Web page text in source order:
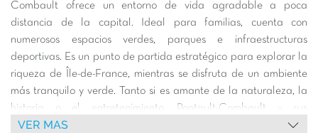
Combault ofrece un entorno de vida agradable a poca
distancia de la capital. Ideal para familias, cuenta con
numerosos espacios verdes, parques e infraestructuras
deportivas. Es un punto de partida estratégico para explorar la
riqueza de Île-de-France, mientras se disfruta de un ambiente
más tranquilo y verde. Tanto si es amante de la naturaleza, la
historia o el entretenimiento, Pontault-Combault y sus
alrededores le seducirán por su diversidad y accesibilidad.
VER MAS